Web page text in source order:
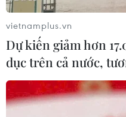
vietnamplus.vn
Dự kiến giảm hơn
dục trên cả nước,